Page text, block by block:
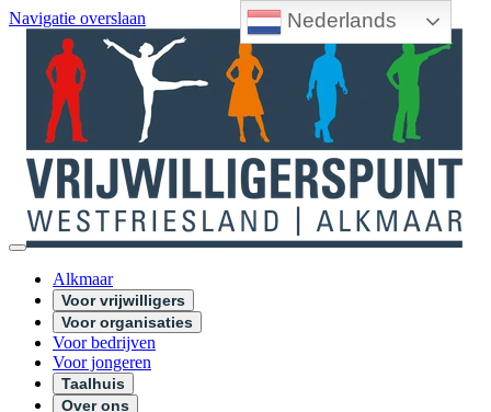
Nederlands
Navigatie overslaan
Alkmaar
Voor vrijwilligers
Voor organisaties
Voor bedrijven
Voor jongeren
Taalhuis
Over ons